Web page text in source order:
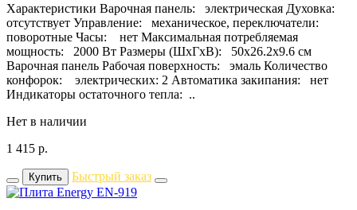
Характеристики Варочная панель: электрическая Духовка:
отсутствует Управление: механическое, переключатели:
поворотные Часы: нет Максимальная потребляемая
мощность: 2000 Вт Размеры (ШхГхВ): 50x26.2x9.6 см
Варочная панель Рабочая поверхность: эмаль Количество
конфорок: электрических: 2 Автоматика закипания: нет
Индикаторы остаточного тепла: ..
Нет в наличии
1 415 р.
Купить Быстрый заказ